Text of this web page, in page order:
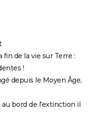
de la vie sur Terre :
!
depuis le Moyen Âge,
bord de l'extinction il